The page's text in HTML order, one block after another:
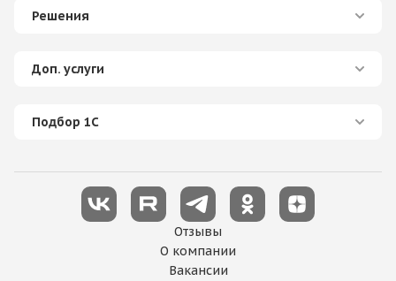
Решения
Доп. услуги
Подбор 1С
О компании
Отзывы
Вакансии